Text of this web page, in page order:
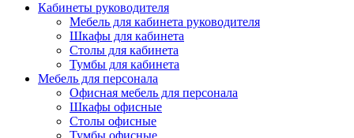
Кабинеты руководителя
Мебель для кабинета руководителя
Шкафы для кабинета
Столы для кабинета
Тумбы для кабинета
Мебель для персонала
Офисная мебель для персонала
Шкафы офисные
Столы офисные
Тумбы офисные